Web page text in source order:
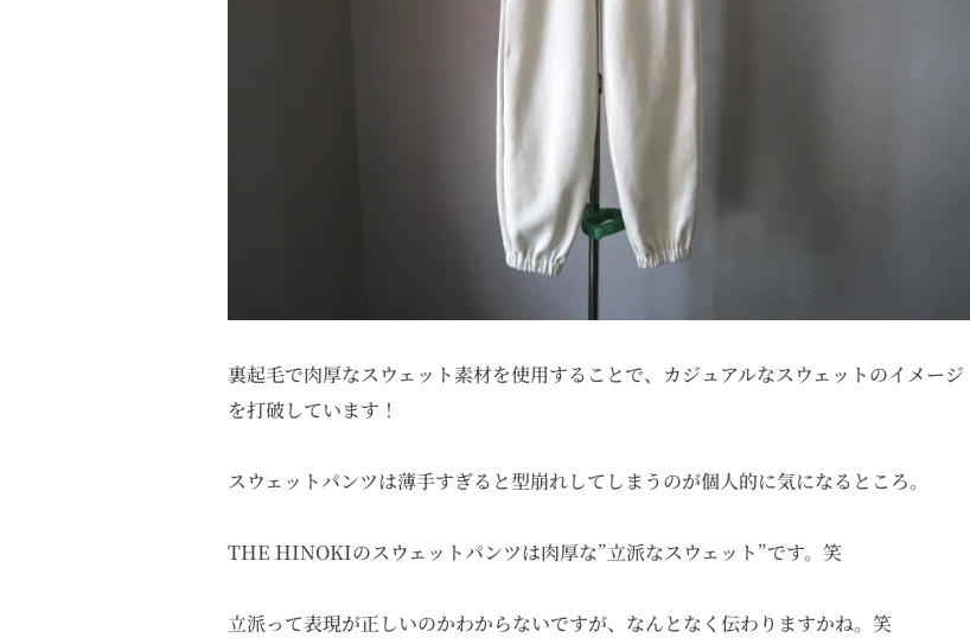
裏起毛で肉厚なスウェット素材を使用することで、カジュアルなスウェットのイメージ
を打破しています！
スウェットパンツは薄手すぎると型崩れしてしまうのが個人的に気になるところ。
THE HINOKIのスウェットパンツは肉厚な”立派なスウェット”です。笑
立派って表現が正しいのかわからないですが、なんとなく伝わりますかね。笑